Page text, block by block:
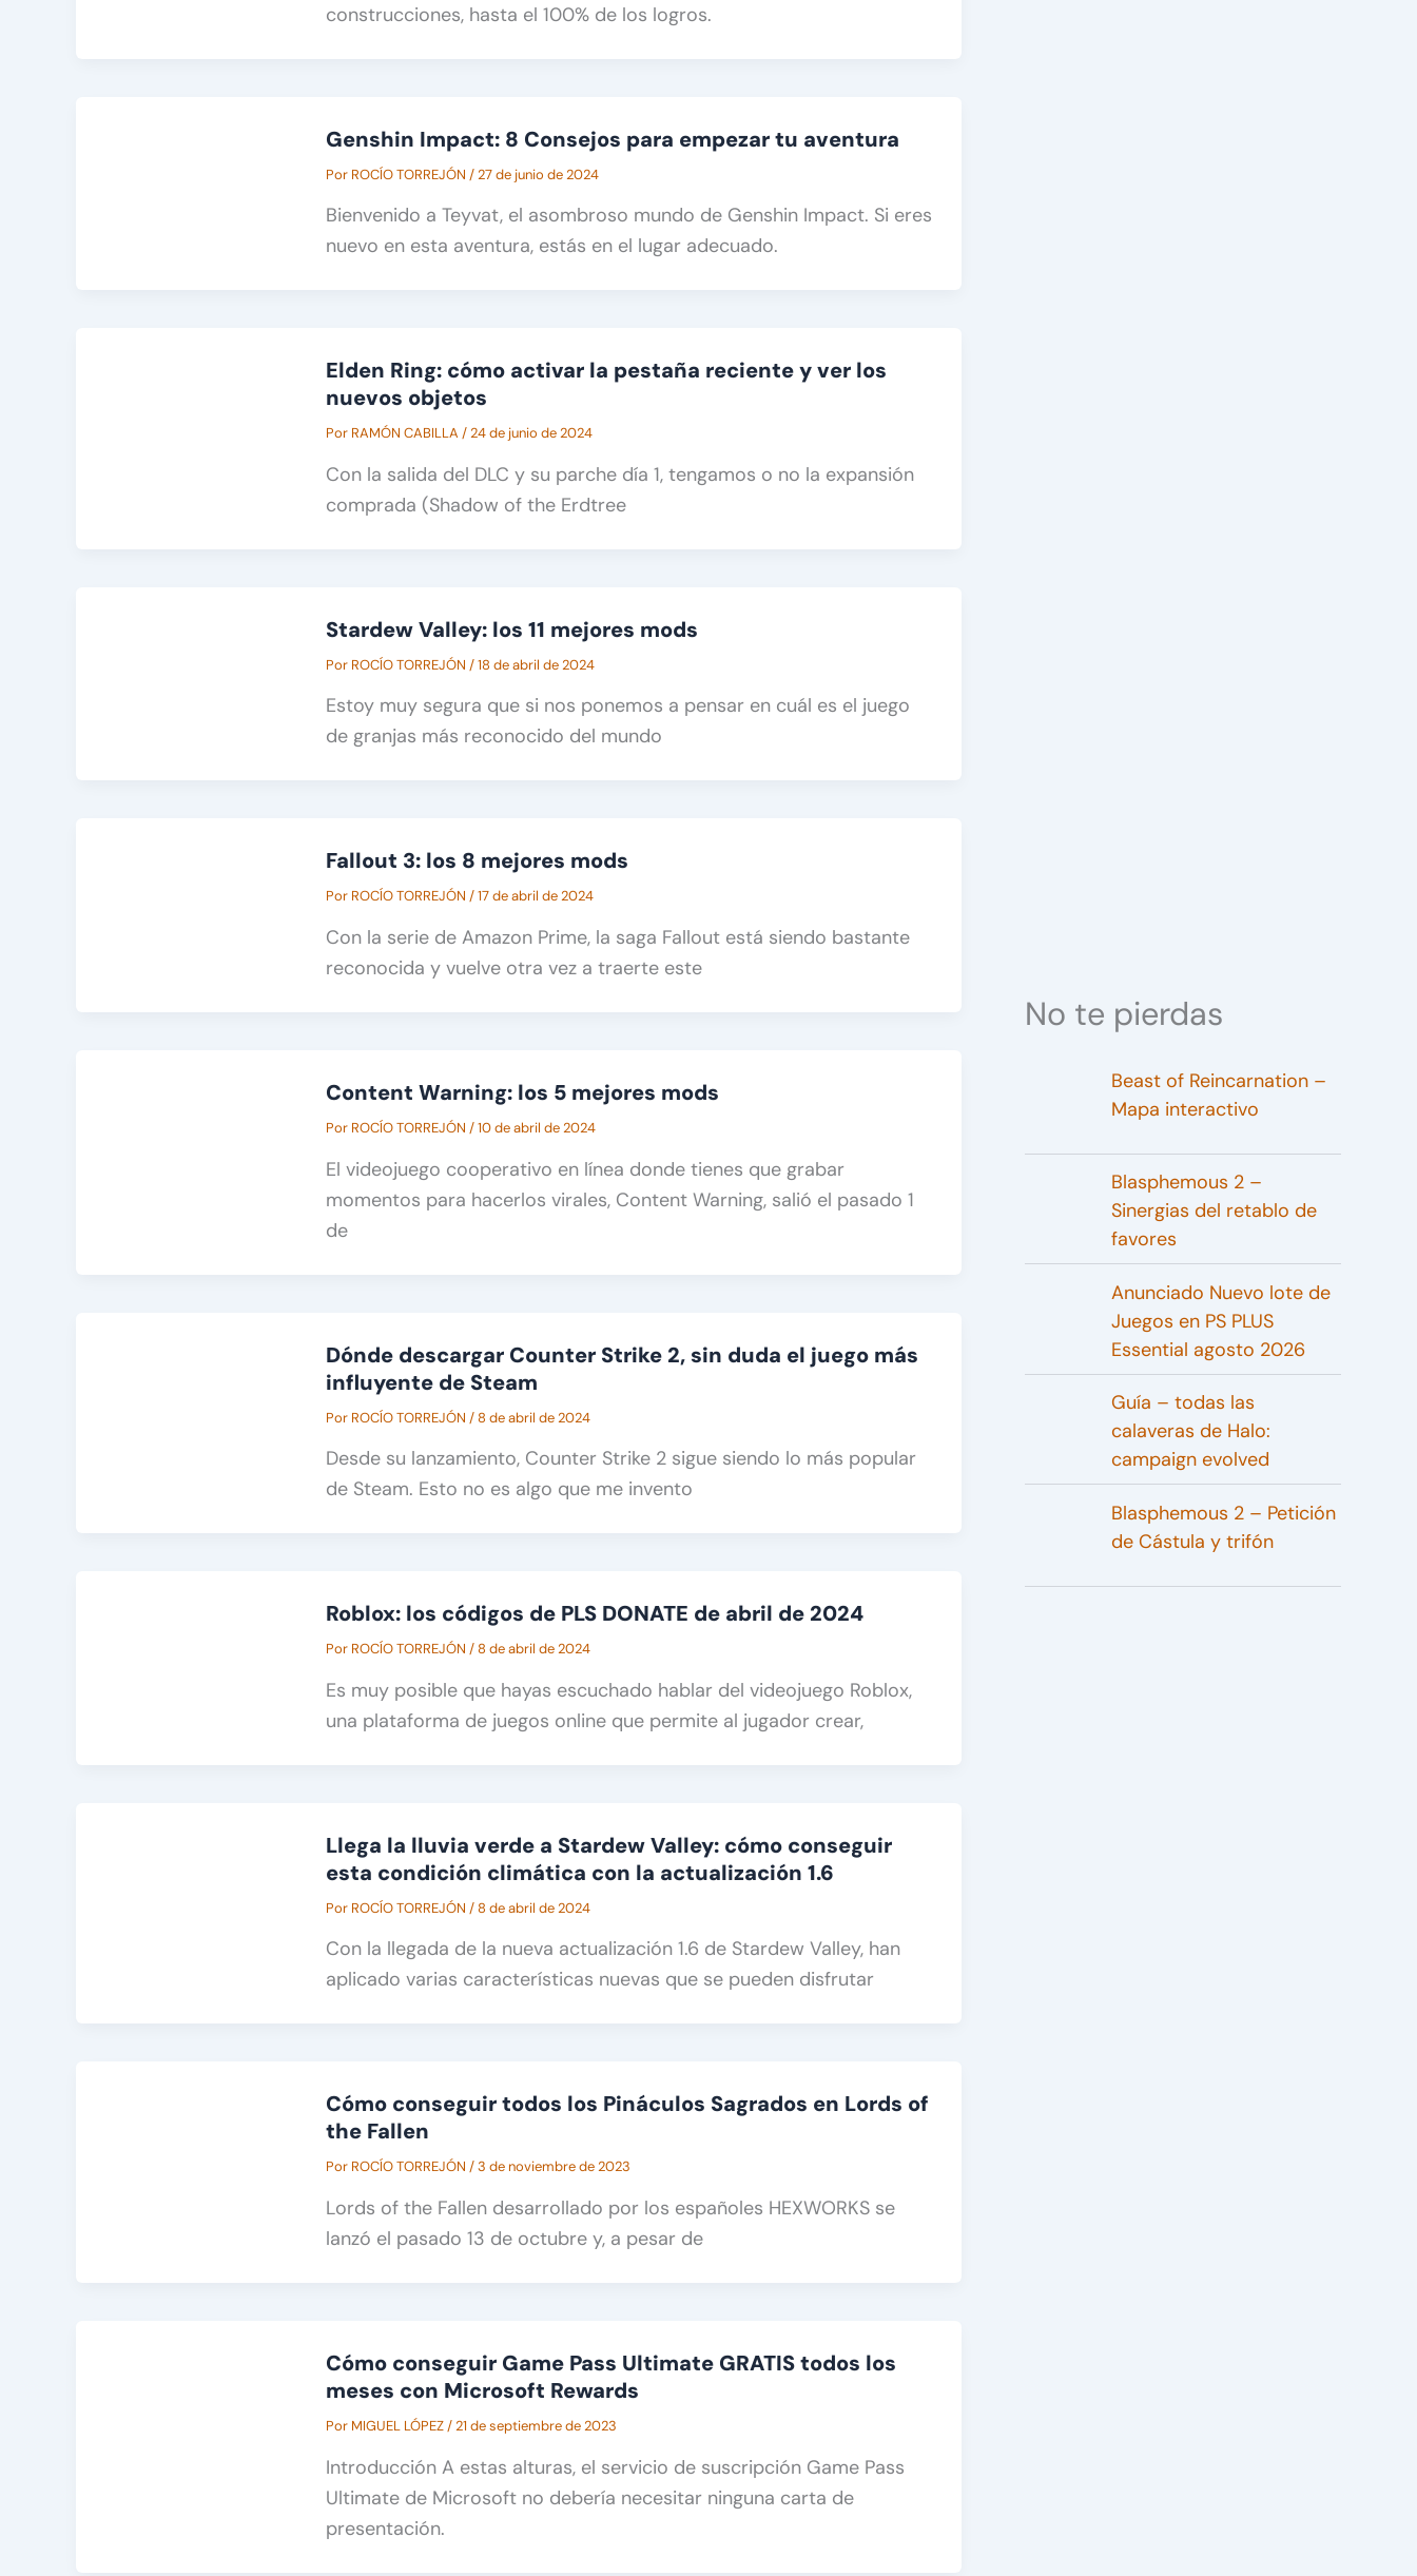
construcciones, hasta el 100% de los logros.
Genshin Impact: 8 Consejos para empezar tu aventura
Por ROCÍO TORREJÓN /27 de junio de 2024
Bienvenido a Teyvat, el asombroso mundo de Genshin Impact. Si eres
nuevo en esta aventura, estás en el lugar adecuado.
Elden Ring: cómo activar la pestaña reciente y ver los
nuevos objetos
Por RAMÓN CABILLA /24 de junio de 2024
Con la salida del DLC y su parche día 1, tengamos o no la expansión
comprada (Shadow of the Erdtree
Stardew Valley: los 11 mejores mods
Por ROCÍO TORREJÓN /18 de abril de 2024
Estoy muy segura que si nos ponemos a pensar en cuál es el juego
de granjas más reconocido del mundo
Fallout 3: los 8 mejores mods
Por ROCÍO TORREJÓN /17 de abril de 2024
Con la serie de Amazon Prime, la saga Fallout está siendo bastante
reconocida y vuelve otra vez a traerte este
Content Warning: los 5 mejores mods
Por ROCÍO TORREJÓN /10 de abril de 2024
El videojuego cooperativo en línea donde tienes que grabar
momentos para hacerlos virales, Content Warning, salió el pasado 1
de
Dónde descargar Counter Strike 2, sin duda el juego más
influyente de Steam
Por ROCÍO TORREJÓN /8 de abril de 2024
Desde su lanzamiento, Counter Strike 2 sigue siendo lo más popular
de Steam. Esto no es algo que me invento
Roblox: los códigos de PLS DONATE de abril de 2024
Por ROCÍO TORREJÓN /8 de abril de 2024
Es muy posible que hayas escuchado hablar del videojuego Roblox,
una plataforma de juegos online que permite al jugador crear,
Llega la lluvia verde a Stardew Valley: cómo conseguir
esta condición climática con la actualización 1.6
Por ROCÍO TORREJÓN /8 de abril de 2024
Con la llegada de la nueva actualización 1.6 de Stardew Valley, han
aplicado varias características nuevas que se pueden disfrutar
Cómo conseguir todos los Pináculos Sagrados en Lords of
the Fallen
Por ROCÍO TORREJÓN /3 de noviembre de 2023
Lords of the Fallen desarrollado por los españoles HEXWORKS se
lanzó el pasado 13 de octubre y, a pesar de
Cómo conseguir Game Pass Ultimate GRATIS todos los
meses con Microsoft Rewards
Por MIGUEL LÓPEZ/21 de septiembre de 2023
Introducción A estas alturas, el servicio de suscripción Game Pass
Ultimate de Microsoft no debería necesitar ninguna carta de
presentación.
No te pierdas
Beast of Reincarnation –
Mapa interactivo
Blasphemous 2 –
Sinergias del retablo de
favores
Anunciado Nuevo lote de
Juegos en PS PLUS
Essential agosto 2026
Guía – todas las
calaveras de Halo:
campaign evolved
Blasphemous 2 – Petición
de Cástula y trifón